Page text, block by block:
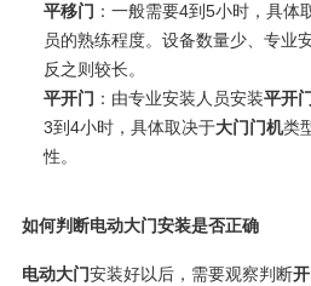
平移门 ：一般需要4到5小时，具体
员的熟练程度。设备数量少、专业
反之则较长。
平开门 ：由专业安装人员安装平开
3到4小时，具体取决于大门门机类
性。
如何判断电动大门安装是否正确
电动大门安装好以后，需要观察判断